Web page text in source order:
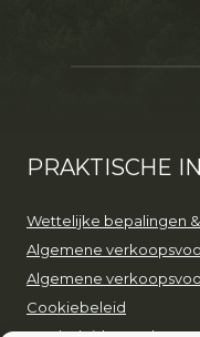
PRAKTISCHE
Wettelijke bepalingen
Algemene
Algemene
Cookiebeleid